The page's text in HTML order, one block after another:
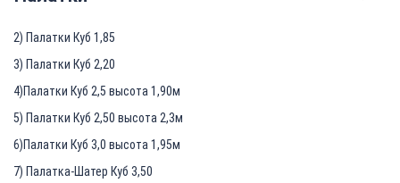
2) Палатки Куб 1,85
3) Палатки Куб 2,20
4)Палатки Куб 2,5 высота 1,90м
5) Палатки Куб 2,50 высота 2,3м
6)Палатки Куб 3,0 высота 1,95м
7) Палатка-Шатер Куб 3,50